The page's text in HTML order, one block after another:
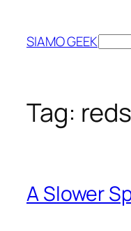
contenuto
SIAMO GEEKCerca
Tag:
A Slower